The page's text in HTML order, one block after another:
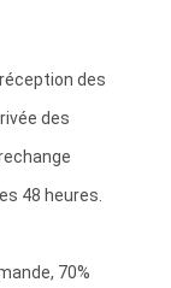
des
des
48 heures.
70%